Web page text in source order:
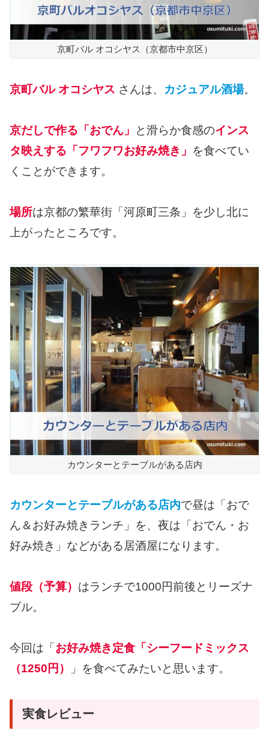
京町バル オコシヤス（京都市中京区）
京町バル オコシヤス さんは、 カジュアル酒場。
京だしで作る「おでん」 と滑らか食感のインス
タ映えする「フワフワお好み焼き」 を食べてい
くことができます。
場所は京都の繁華街「河原町三条」を少し北に
上がったところです。
カウンターとテーブルがある店内
カウンターとテーブルがある店内で昼は「おで
ん＆お好み焼きランチ」を、夜は「おでん・お
好み焼き」などがある居酒屋になります。
値段（予算） はランチで1000円前後とリーズナ
ブル。
今回は「 お好み焼き定食「シーフードミックス
（1250円）
」を食べてみたいと思います。
実食レビュー